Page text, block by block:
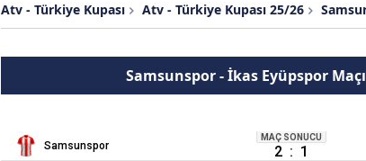
Atv - Türkiye Kupası Atv - Türkiye Kupası 25/26
Samsunspor - İkas Eyüpspor
Samsunspor
MAÇ SONUCU
2 : 1